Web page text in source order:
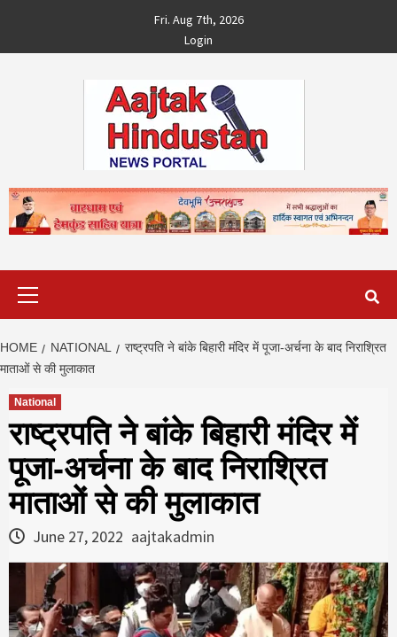
content
Fri. Aug 7th, 2026
Login
HOME NATIONAL
राष्ट्रपति ने बांके बिहारी मंदिर में पूजा-अर्चना के बाद निराश्रित
माताओं से की मुलाकात
National
राष्ट्रपति ने बांके बिहारी मंदिर में
पूजा-अर्चना के बाद निराश्रित
माताओं से की मुलाकात
June 27, 2022 aajtakadmin